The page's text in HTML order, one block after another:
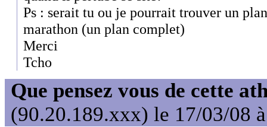
Ps : serait tu ou je pourrait trouver un
marathon (un plan complet)
Merci
Tcho
Que pensez vous de cette
(90.20.189.xxx) le 17/03/08